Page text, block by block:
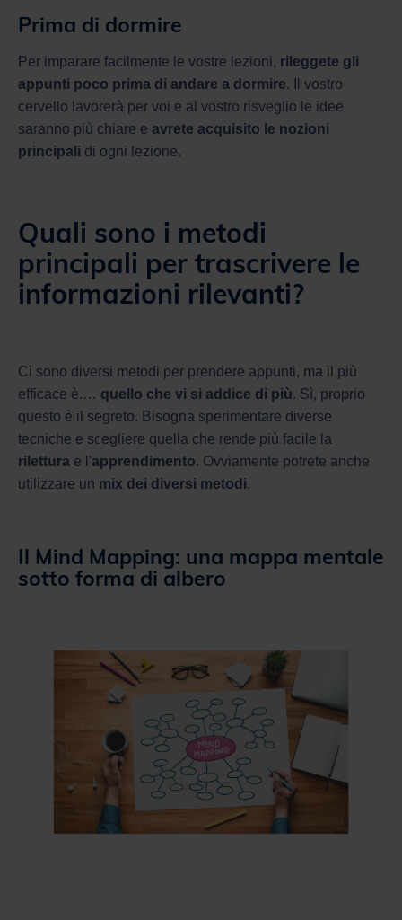
Prima di dormire
Per imparare facilmente le vostre lezioni, rileggete gli
appunti poco prima di andare a dormire. Il vostro
cervello lavorerà per voi e al vostro risveglio le idee
saranno più chiare e avrete acquisito le nozioni
principali di ogni lezione.
Quali sono i metodi
principali per trascrivere le
informazioni rilevanti?
Ci sono diversi metodi per prendere appunti, ma il più
efficace è.… quello che vi si addice di più. Sì, proprio
questo è il segreto. Bisogna sperimentare diverse
tecniche e scegliere quella che rende più facile la
rilettura e l'apprendimento. Ovviamente potrete anche
utilizzare un mix dei diversi metodi.
Il Mind Mapping: una mappa mentale
sotto forma di albero